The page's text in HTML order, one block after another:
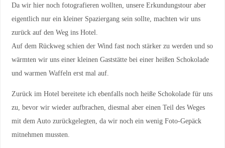
Da wir hier noch fotografieren wollten, unsere Erkundungstour aber
eigentlich nur ein kleiner Spaziergang sein sollte, machten wir uns
zurück auf den Weg ins Hotel.
Auf dem Rückweg schien der Wind fast noch stärker zu werden und so
wärmten wir uns einer kleinen Gaststätte bei einer heißen Schokolade
und warmen Waffeln erst mal auf.
Zurück im Hotel bereitete ich ebenfalls noch heiße Schokolade für uns
zu, bevor wir wieder aufbrachen, diesmal aber einen Teil des Weges
mit dem Auto zurückgelegten, da wir noch ein wenig Foto-Gepäck
mitnehmen mussten.